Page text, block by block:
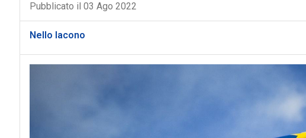
Pubblicato il 03 Ago 2022
Nello Iacono